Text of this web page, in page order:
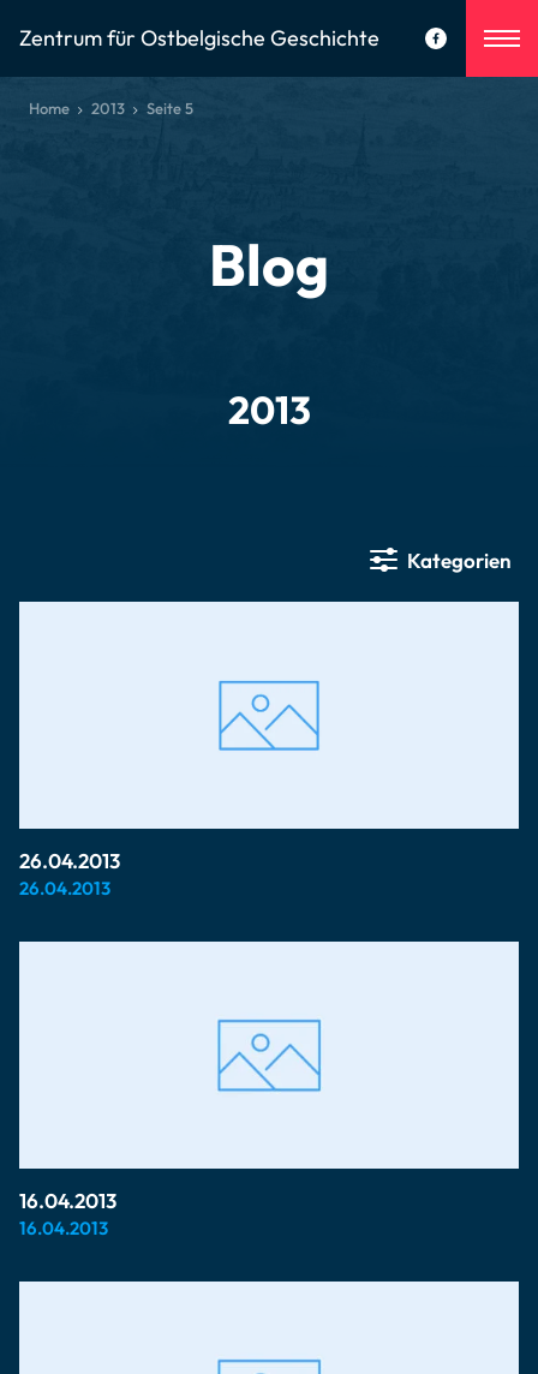
Zentrum für Ostbelgische Geschichte
Home 2013 Seite 5
Blog
2013
Kategorien
26.04.2013
26.04.2013
16.04.2013
16.04.2013